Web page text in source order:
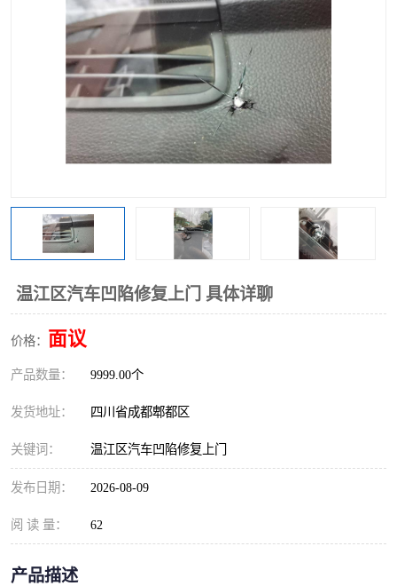
温江区汽车凹陷修复上门 具体详聊
价格： 面议
产品数量： 9999.00个
发货地址： 四川省成都郫都区
关键词： 温江区汽车凹陷修复上门
发布日期： 2026-08-09
阅 读 量： 62
产品描述